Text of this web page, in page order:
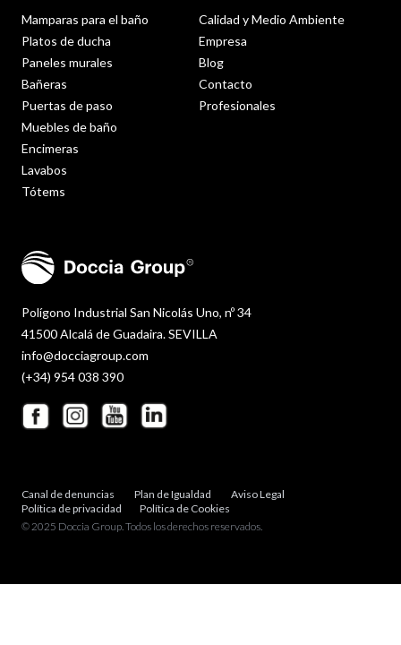
Polígono Industrial San Nicolás Uno, nº 34
41500 Alcalá de Guadaira. SEVILLA
info@docciagroup.com
(+34) 954 038 390
Mamparas para el baño
Platos de ducha
Paneles murales
Bañeras
Puertas de paso
Muebles de baño
Encimeras
Lavabos
Tótems
Calidad y Medio Ambiente
Empresa
Blog
Contacto
Profesionales
Canal de denuncias Plan de Igualdad
Aviso Legal
Política de privacidad
Política de Cookies
© 2025 Doccia Group. Todos los derechos reservados.